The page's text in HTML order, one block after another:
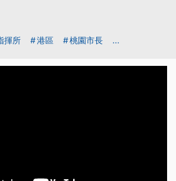
揮所 港區 桃園市長 ...